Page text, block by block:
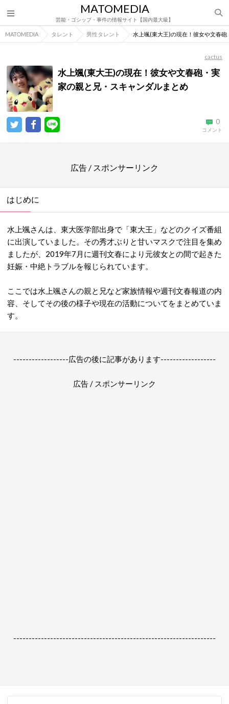
MATOMEDIA
芸能・ゴシップ・事件の情報サイト【国内最大級】
MATOMEDIA タレント 男性タレント 水上颯(東大王)の現在！彼女や文春
cactus
水上颯(東大王)の現在！彼女や文春砲・実
家の親と兄・スキャンダルまとめ
0
コメント
広告 / スポンサーリンク
はじめに
水上颯さんは、東大医学部出身で「東大王」などのクイズ番組
に出演していました。その秀才ぶりと甘いマスクで注目を集め
ましたが、2019年7月に週刊文春により元彼女との間で起きた
妊娠・中絶トラブルを報じられています。
ここでは水上颯さんの親と兄など家族情報や週刊文春報道の内
容、そしてその後の様子や現在の活動についてをまとめていま
す。
------------------広告の後に記事があります------------------
広告 / スポンサーリンク
------------------------------------------------------------------